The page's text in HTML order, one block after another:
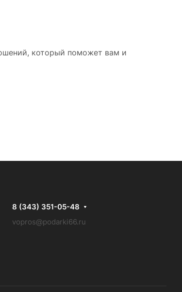
который поможет вам и
8 (343) 351-05-48
vopros@podarki66.ru